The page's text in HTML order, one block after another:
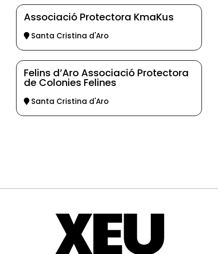
Associació Protectora KmaKus
Santa Cristina d'Aro
Felins d’Aro Associació Protectora
de Colonies Felines
Santa Cristina d'Aro